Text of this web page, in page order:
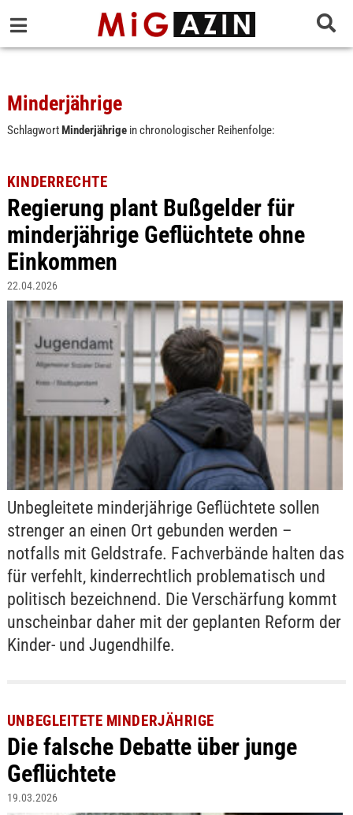
Minderjährige
SchlagwortMinderjährigein chronologischer Reihenfolge:
KINDERRECHTE
Regierung plant Bußgelder für
minderjährige Geflüchtete ohne
Einkommen
22.04.2026
Unbegleitete minderjährige Geflüchtete sollen
strenger an einen Ort gebunden werden –
notfalls mit Geldstrafe. Fachverbände halten das
für verfehlt, kinderrechtlich problematisch und
politisch bezeichnend. Die Verschärfung kommt
unscheinbar daher mit der geplanten Reform der
Kinder- und Jugendhilfe.
UNBEGLEITETE MINDERJÄHRIGE
Die falsche Debatte über junge
Geflüchtete
19.03.2026